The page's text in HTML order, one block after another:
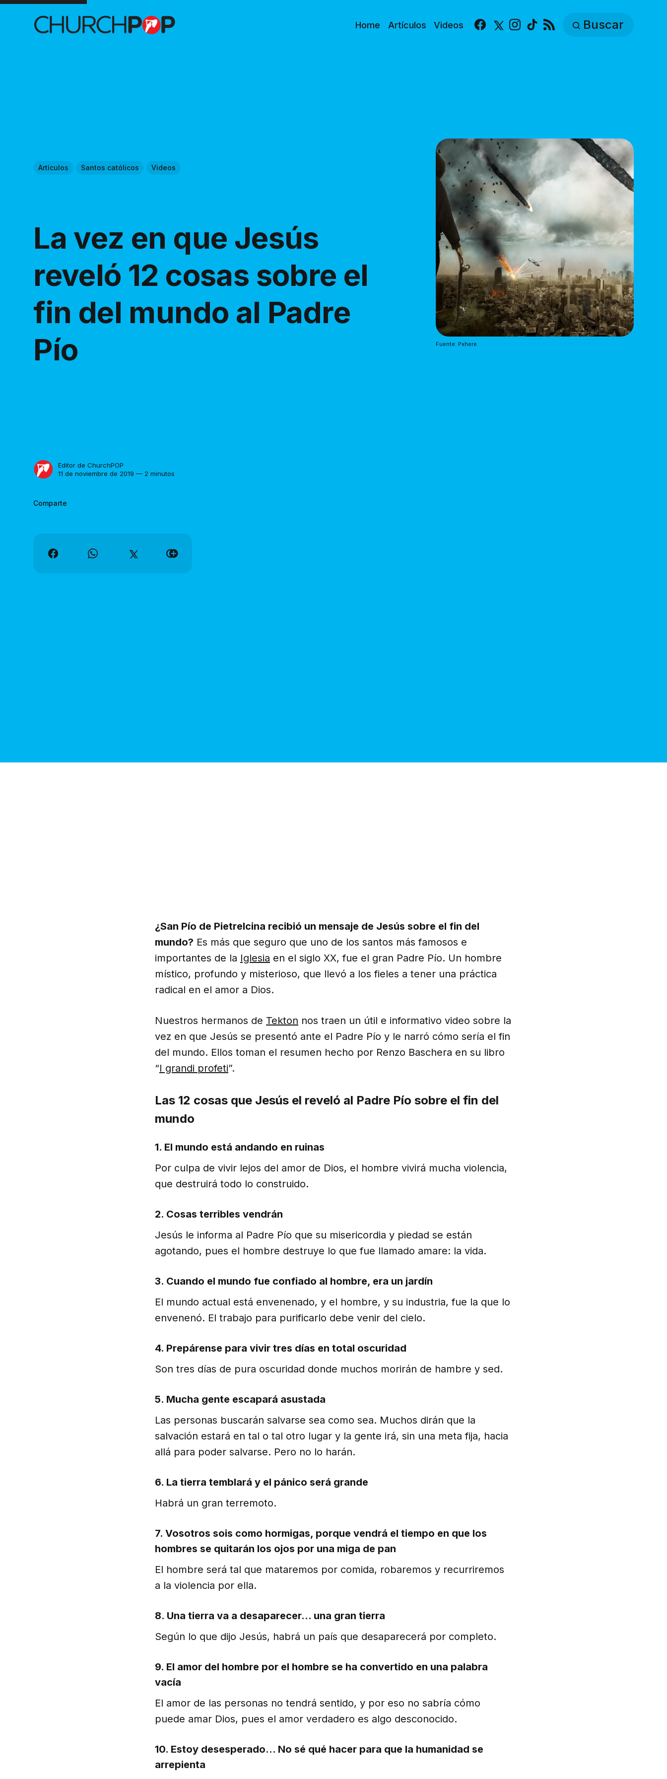
Home Artículos Videos Facebook
X Instagram
TikTok Buscar
Artículos Santos católicos Videos
La vez en que Jesús
reveló 12 cosas sobre el
fin del mundo al Padre
Pío
Editor de ChurchPOP
11 de noviembre de 2019 — 2 minutos
Comparte
Fuente: Pxhere
¿San Pío de Pietrelcina recibió un mensaje de Jesús sobre el fin del
mundo? Es más que seguro que uno de los santos más famosos e
importantes de la Iglesia en el siglo XX, fue el gran Padre Pío. Un hombre
místico, profundo y misterioso, que llevó a los fieles a tener una práctica
radical en el amor a Dios.
Nuestros hermanos de Tekton nos traen un útil e informativo video sobre la
vez en que Jesús se presentó ante el Padre Pío y le narró cómo sería el fin
del mundo. Ellos toman el resumen hecho por Renzo Baschera en su libro
“I grandi profeti”.
Las 12 cosas que Jesús el reveló al Padre Pío sobre el fin del
mundo
1. El mundo está andando en ruinas
Por culpa de vivir lejos del amor de Dios, el hombre vivirá mucha violencia,
que destruirá todo lo construido.
2. Cosas terribles vendrán
Jesús le informa al Padre Pío que su misericordia y piedad se están
agotando, pues el hombre destruye lo que fue llamado amare: la vida.
3. Cuando el mundo fue confiado al hombre, era un jardín
El mundo actual está envenenado, y el hombre, y su industria, fue la que lo
envenenó. El trabajo para purificarlo debe venir del cielo.
4. Prepárense para vivir tres días en total oscuridad
Son tres días de pura oscuridad donde muchos morirán de hambre y sed.
5. Mucha gente escapará asustada
Las personas buscarán salvarse sea como sea. Muchos dirán que la
salvación estará en tal o tal otro lugar y la gente irá, sin una meta fija, hacia
allá para poder salvarse. Pero no lo harán.
6. La tierra temblará y el pánico será grande
Habrá un gran terremoto.
7. Vosotros sois como hormigas, porque vendrá el tiempo en que los
hombres se quitarán los ojos por una miga de pan
El hombre será tal que mataremos por comida, robaremos y recurriremos
a la violencia por ella.
8. Una tierra va a desaparecer… una gran tierra
Según lo que dijo Jesús, habrá un país que desaparecerá por completo.
9. El amor del hombre por el hombre se ha convertido en una palabra
vacía
El amor de las personas no tendrá sentido, y por eso no sabría cómo
puede amar Dios, pues el amor verdadero es algo desconocido.
10. Estoy desesperado… No sé qué hacer para que la humanidad se
arrepienta